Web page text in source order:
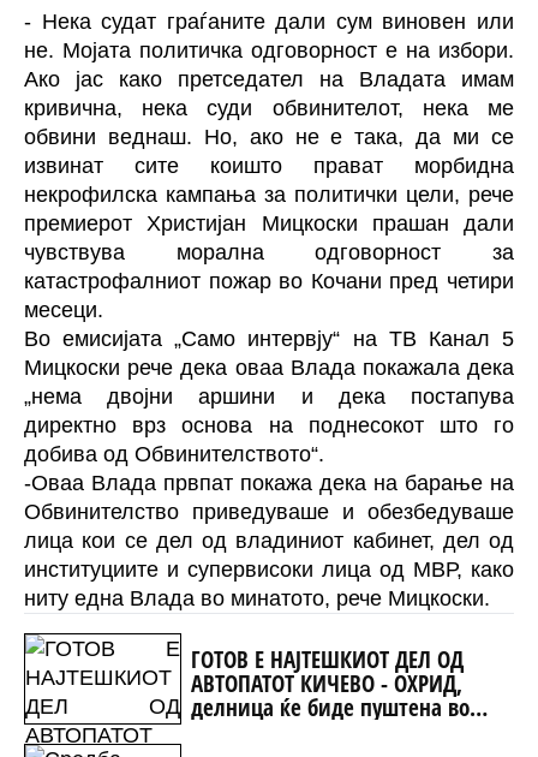
- Нека судат граѓаните дали сум виновен или
не. Мојата политичка одговорност е на избори.
Ако јас како претседател на Владата имам
кривична, нека суди обвинителот, нека ме
обвини веднаш. Но, ако не е така, да ми се
извинат сите коишто прават морбидна
некрофилска кампања за политички цели, рече
премиерот Христијан Мицкоски прашан дали
чувствува морална одговорност за
катастрофалниот пожар во Кочани пред четири
месеци.
Во емисијата „Само интервју“ на ТВ Канал 5
Мицкоски рече дека оваа Влада покажала дека
„нема двојни аршини и дека постапува
директно врз основа на поднесокот што го
добива од Обвинителството“.
-Оваа Влада првпат покажа дека на барање на
Обвинителство приведуваше и обезбедуваше
лица кои се дел од владиниот кабинет, дел од
институциите и супервисоки лица од МВР, како
ниту една Влада во минатото, рече Мицкоски.
ГОТОВ Е НАЈТЕШКИОТ ДЕЛ ОД
АВТОПАТОТ КИЧЕВО - ОХРИД,
делница ќе биде пуштена во